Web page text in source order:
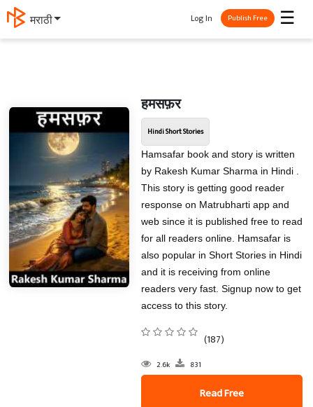
मराठी ☰
Log In Publish Free
हमसफ़र
Hindi Short Stories
Hamsafar book and story is written
by Rakesh Kumar Sharma in Hindi .
This story is getting good reader
response on Matrubharti app and
web since it is published free to read
for all readers online. Hamsafar is
also popular in Short Stories in Hindi
and it is receiving from online
readers very fast. Signup now to get
access to this story.
(187)
2.6k 831
Read Free